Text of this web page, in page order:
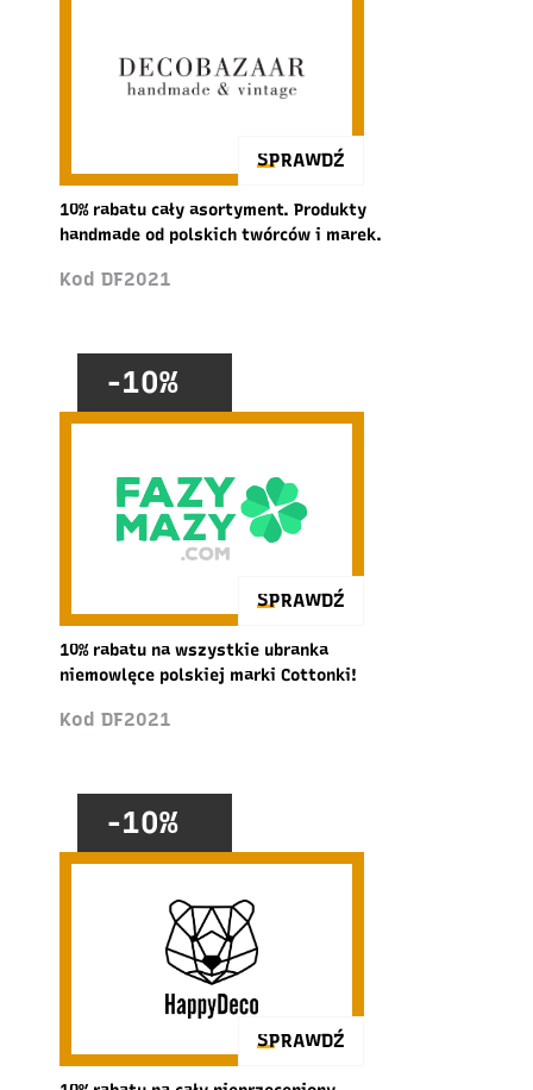
SPRAWDŹ
10% rabatu cały asortyment. Produkty
handmade od polskich twórców i marek.
Kod DF2021
-10%
SPRAWDŹ
10% rabatu na wszystkie ubranka
niemowlęce polskiej marki Cottonki!
Kod DF2021
-10%
SPRAWDŹ